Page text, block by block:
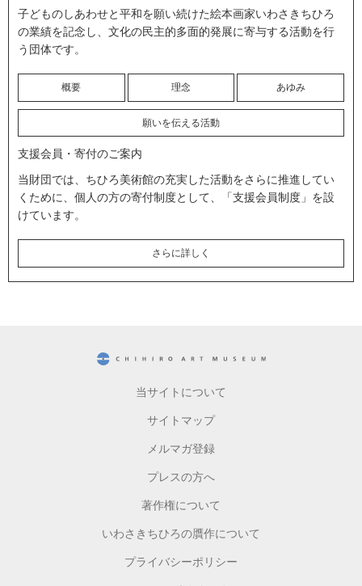
子どものしあわせと平和を願い続けた絵本画家いわさきちひろ
の業績を記念し、文化の民主的多面的発展に寄与する活動を行
う団体です。
概要 理念 あゆみ
願いを伝える活動
支援会員・寄付のご案内
当財団では、ちひろ美術館の充実した活動をさらに推進してい
くために、個人の方の寄付制度として、「支援会員制度」を設
けています。
さらに詳しく
当サイトについて
サイトマップ
メルマガ登録
プレスの方へ
著作権について
いわさきちひろの贋作について
プライバシーポリシー